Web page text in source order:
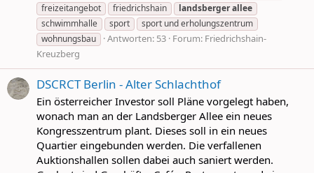
freizeitangebot
friedrichshain landsbergerallee
schwimmhalle
sport
sport und erholungszentrum
wohnungsbau
Antworten: 53 Forum: Friedrichshain-
Kreuzberg
DSCRCT Berlin - Alter Schlachthof
Ein österreicher Investor soll Pläne vorgelegt haben,
wonach man an der Landsberger Allee ein neues
Kongresszentrum plant. Dieses soll in ein neues
Quartier eingebunden werden. Die verfallenen
Auktionshallen sollen dabei auch saniert werden.